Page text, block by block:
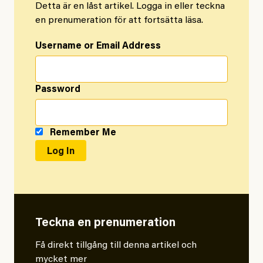
Detta är en låst artikel. Logga in eller teckna
en prenumeration för att fortsätta läsa.
Username or Email Address
Password
Remember Me
Teckna en prenumeration
Få direkt tillgång till denna artikel och
mycket mer